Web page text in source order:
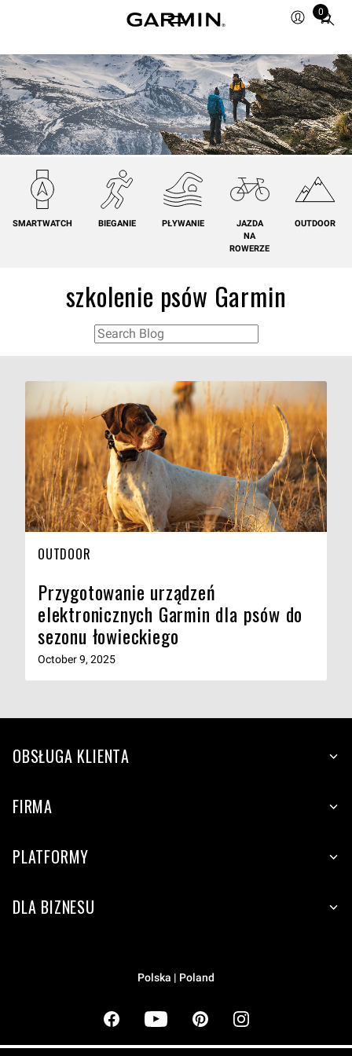
0
Total
in
cart:
0
SMARTWATCH BIEGANIE PŁYWANIE
JAZDA
NA
ROWERZE
OUTDOOR
szkolenie psów Garmin
OUTDOOR
Przygotowanie urządzeń
elektronicznych Garmin dla psów do
sezonu łowieckiego
October 9, 2025
OBSŁUGA KLIENTA
FIRMA
PLATFORMY
DLA BIZNESU
Polska | Poland